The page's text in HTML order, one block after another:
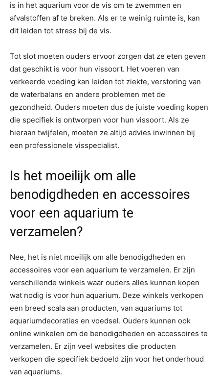
is in het aquarium voor de vis om te zwemmen en
afvalstoffen af te breken. Als er te weinig ruimte is, kan
dit leiden tot stress bij de vis.
Tot slot moeten ouders ervoor zorgen dat ze eten geven
dat geschikt is voor hun vissoort. Het voeren van
verkeerde voeding kan leiden tot ziekte, verstoring van
de waterbalans en andere problemen met de
gezondheid. Ouders moeten dus de juiste voeding kopen
die specifiek is ontworpen voor hun vissoort. Als ze
hieraan twijfelen, moeten ze altijd advies inwinnen bij
een professionele visspecialist.
Is het moeilijk om alle
benodigdheden en accessoires
voor een aquarium te
verzamelen?
Nee, het is niet moeilijk om alle benodigdheden en
accessoires voor een aquarium te verzamelen. Er zijn
verschillende winkels waar ouders alles kunnen kopen
wat nodig is voor hun aquarium. Deze winkels verkopen
een breed scala aan producten, van aquariums tot
aquariumdecoraties en voedsel. Ouders kunnen ook
online winkelen om de benodigdheden en accessoires te
verzamelen. Er zijn veel websites die producten
verkopen die specifiek bedoeld zijn voor het onderhoud
van aquariums.